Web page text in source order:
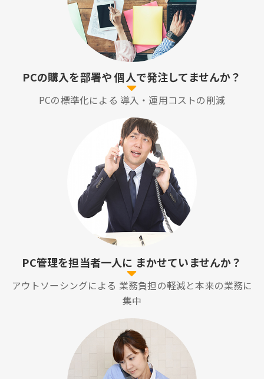
PCの購入を部署や個人で発注してませんか？
PCの標準化による 導入・運用コストの削減
PC管理を担当者一人に まかせていませんか？
アウトソーシングによる 業務負担の軽減と本来の業務に
集中